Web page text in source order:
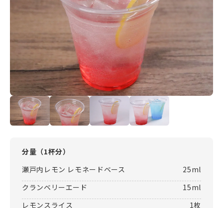
分量（1杯分）
瀬戸内レモン レモネードベース
25ml
クランベリーエード
15ml
レモンスライス
1枚